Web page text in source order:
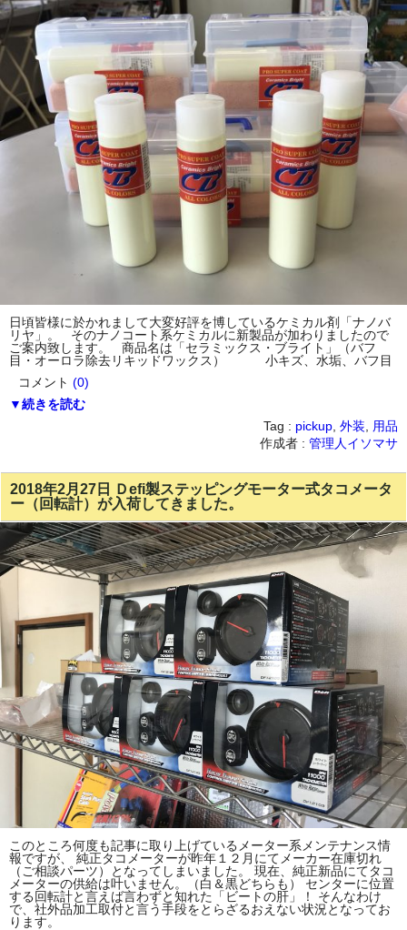
日頃皆様に於かれまして大変好評を博しているケミカル剤「ナノバ
リヤ」。 そのナノコート系ケミカルに新製品が加わりましたので
ご案内致します。 商品名は「セラミックス・ブライト」（バフ
目・オーロラ除去リキッドワックス） 小キズ、水垢、バフ目
コメント (0)
▼続きを読む
Tag : pickup 外装
用品
作成者 : 管理人イソマサ
2018年2月27日 Ｄefi製ステッピングモーター式タコメータ
ー（回転計）が入荷してきました。
このところ何度も記事に取り上げているメーター系メンテナンス情
報ですが、 純正タコメーターが昨年１２月にてメーカー在庫切れ
（ご相談パーツ）となってしまいました。 現在、純正新品にてタコ
メーターの供給は叶いません。（白＆黒どちらも） センターに位置
する回転計と言えば言わずと知れた「ビートの肝」！ そんなわけ
で、社外品加工取付と言う手段をとらざるおえない状況となってお
ります。